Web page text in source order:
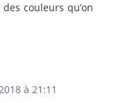
couleurs qu’on
à 21:11